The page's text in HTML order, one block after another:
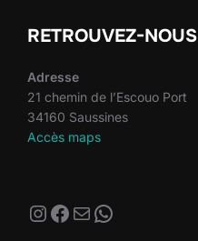
RETROUVEZ-NOUS
Adresse
21 chemin de l’Escouo Port
34160 Saussines
Accès maps
Instagram
Facebook
E-mailWhatsApp